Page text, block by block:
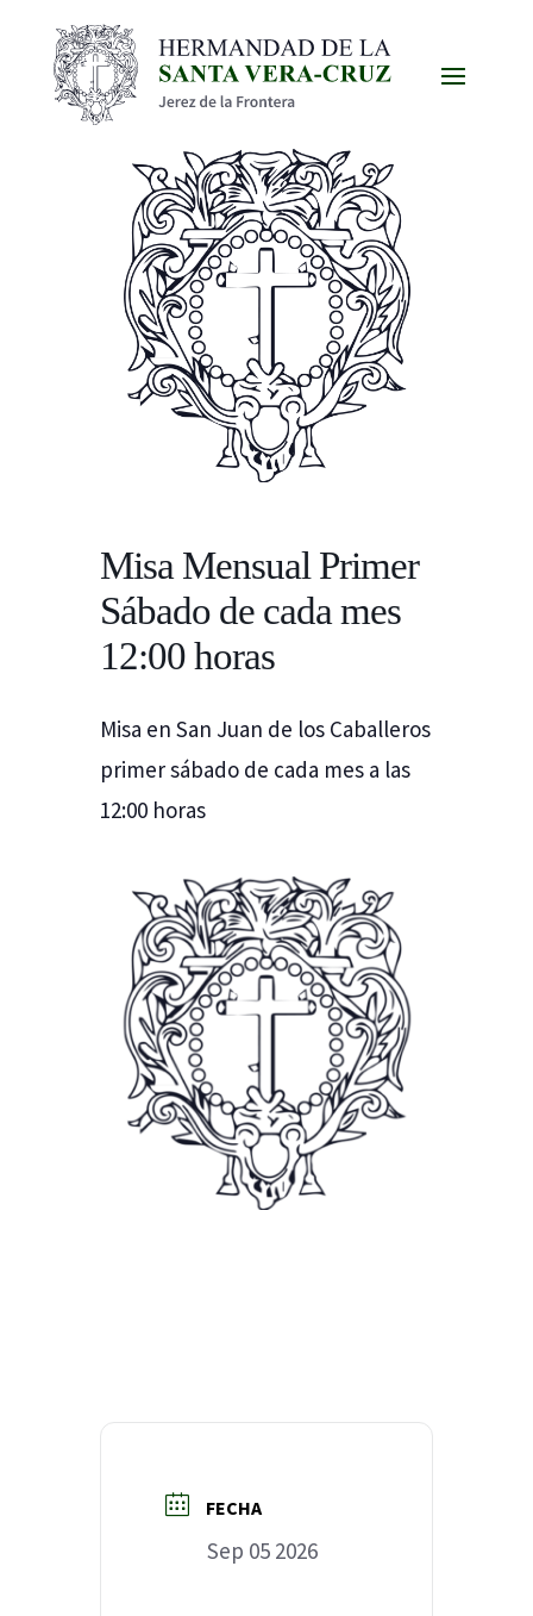
Misa Mensual Primer
Sábado de cada mes
12:00 horas
Misa en San Juan de los Caballeros
primer sábado de cada mes a las
12:00 horas
FECHA
Sep 05 2026